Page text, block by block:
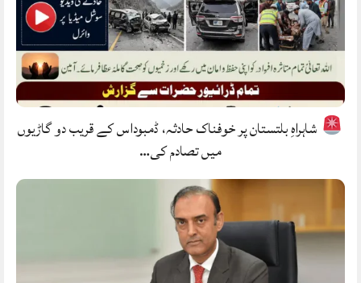
شاہراہِ بلتستان پر خوفناک حادثہ، ڈمبوداس کے قریب دو گاڑیوں
میں تصادم کی…